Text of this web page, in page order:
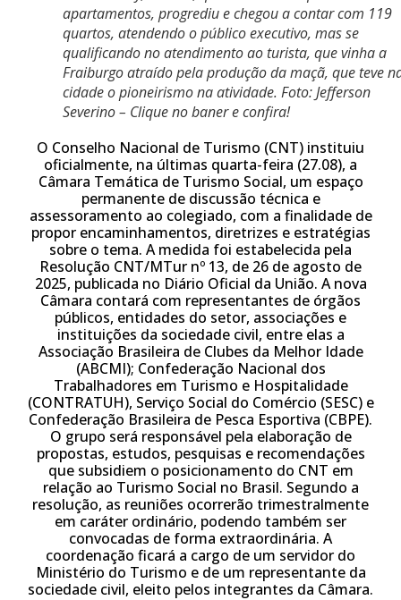
apartamentos, progrediu e chegou a contar com 119
quartos, atendendo o público executivo, mas se
qualificando no atendimento ao turista, que vinha a
Fraiburgo atraído pela produção da maçã, que teve
cidade o pioneirismo na atividade. Foto: Jefferson
Severino – Clique no baner e confira!
O Conselho Nacional de Turismo (CNT) instituiu
oficialmente, na últimas quarta-feira (27.08), a
Câmara Temática de Turismo Social, um espaço
permanente de discussão técnica e
assessoramento ao colegiado, com a finalidade de
propor encaminhamentos, diretrizes e estratégias
sobre o tema. A medida foi estabelecida pela
Resolução CNT/MTur nº 13, de 26 de agosto de
2025, publicada no Diário Oficial da União. A nova
Câmara contará com representantes de órgãos
públicos, entidades do setor, associações e
instituições da sociedade civil, entre elas a
Associação Brasileira de Clubes da Melhor Idade
(ABCMI); Confederação Nacional dos
Trabalhadores em Turismo e Hospitalidade
(CONTRATUH), Serviço Social do Comércio (SESC) e
Confederação Brasileira de Pesca Esportiva (CBPE).
O grupo será responsável pela elaboração de
propostas, estudos, pesquisas e recomendações
que subsidiem o posicionamento do CNT em
relação ao Turismo Social no Brasil. Segundo a
resolução, as reuniões ocorrerão trimestralmente
em caráter ordinário, podendo também ser
convocadas de forma extraordinária. A
coordenação ficará a cargo de um servidor do
Ministério do Turismo e de um representante da
sociedade civil, eleito pelos integrantes da Câmara.